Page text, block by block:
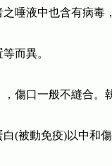
唾液中也含有病毒
而異。
傷口一般不縫合
(被動免疫)以中和